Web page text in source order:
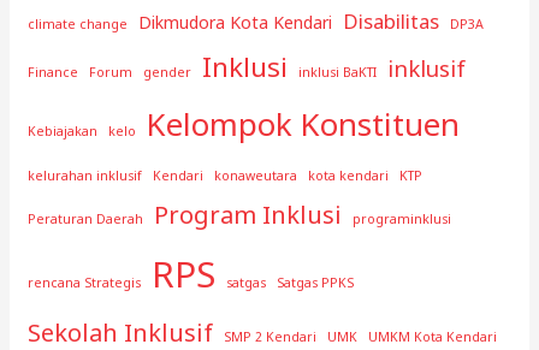
climate change Dikmudora Kota Kendari Disabilitas DP3A
Finance Forum gender Inklusi inklusi BaKTI inklusif
Kebiajakan kelo Kelompok Konstituen
kelurahan inklusif Kendari konaweutara kota kendari KTP
Peraturan Daerah Program Inklusi programinklusi
rencana Strategis RPS satgas Satgas PPKS
Sekolah Inklusif SMP 2 Kendari UMK UMKM Kota Kendari